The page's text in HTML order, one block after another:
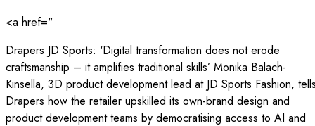
<a href="
Drapers JD Sports: ‘Digital transformation does not erode
craftsmanship – it amplifies traditional skills’ Monika Balach-
Kinsella, 3D product development lead at JD Sports Fashion,
Drapers how the retailer upskilled its own-brand design and
product development teams by democratising access to AI and